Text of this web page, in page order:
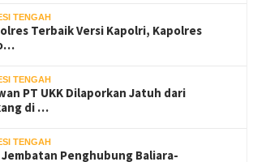
TENGAH
Terbaik Versi Kapolri, Kapolres
TENGAH
PT UKK Dilaporkan Jatuh dari
di …
TENGAH
Jembatan Penghubung Baliara-